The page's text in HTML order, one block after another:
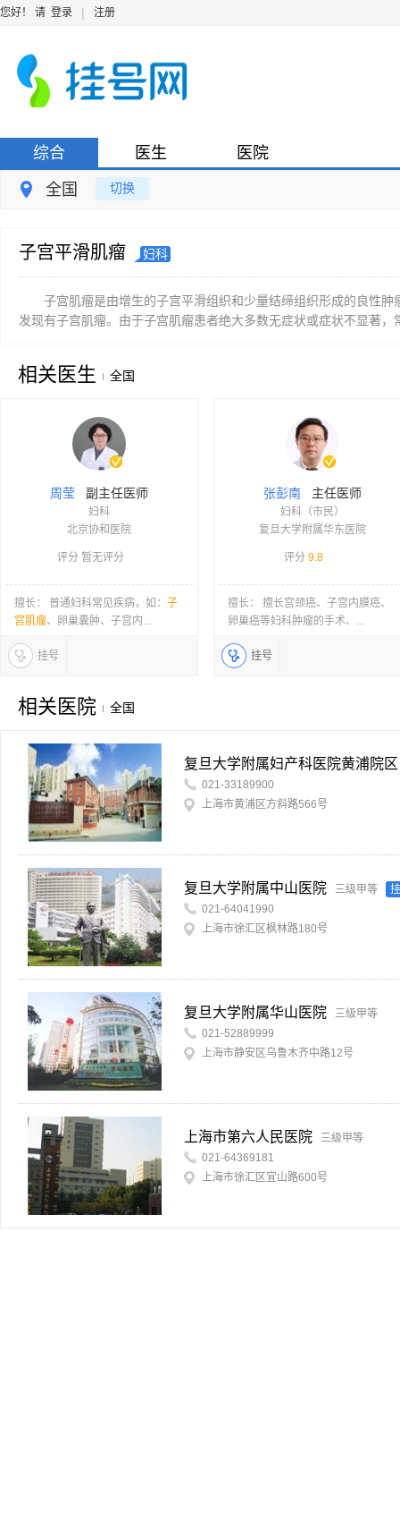
您好！ 请 登录 | 注册
综合 医生 医院
全国 切换
子宫平滑肌瘤 妇科
子宫肌瘤是由增生的子宫平滑组织和少量结缔组织形成的良性
发现有子宫肌瘤。由于子宫肌瘤患者绝大多数无症状或症状不显著
相关医生 全国
周莹 副主任医师
妇科
北京协和医院
评分 暂无评分
擅长： 普通妇科常见疾病，如： 子
宫肌瘤、卵巢囊肿、子宫内...
挂号
张彭南 主任医师
妇科（市民）
复旦大学附属华东医院
评分 9.8
擅长： 擅长宫颈癌、子宫内膜癌、
卵巢癌等妇科肿瘤的手术、...
挂号
相关医院 全国
复旦大学附属妇产科医院黄浦院区
021-33189900
上海市黄浦区方斜路566号
复旦大学附属中山医院 三级甲等
021-64041990
上海市徐汇区枫林路180号
复旦大学附属华山医院
三级甲等
021-52889999
上海市静安区乌鲁木齐中路12号
上海市第六人民医院
三级甲等
021-64369181
上海市徐汇区宜山路600号